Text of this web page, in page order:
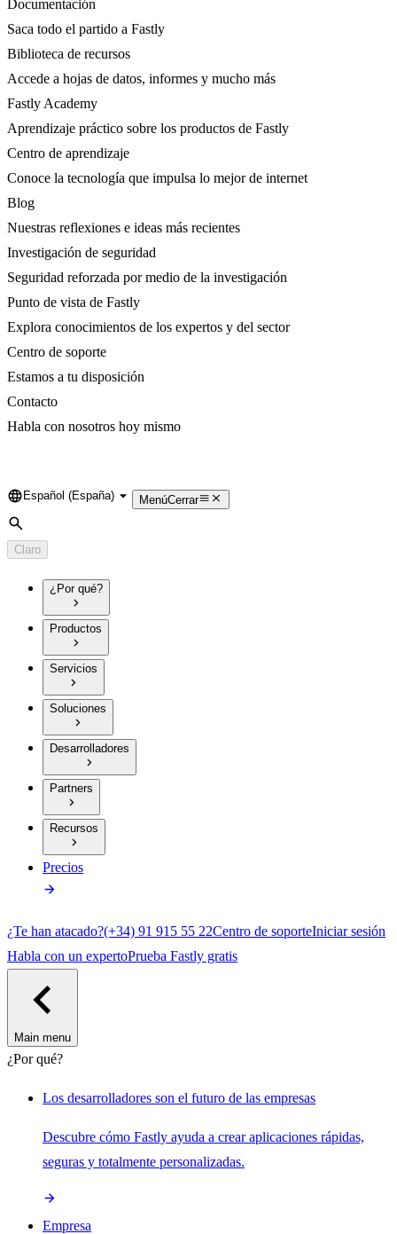
Documentación
Saca todo el partido a Fastly
Biblioteca de recursos
Accede a hojas de datos, informes y mucho más
Fastly Academy
Aprendizaje práctico sobre los productos de Fastly
Centro de aprendizaje
Conoce la tecnología que impulsa lo mejor de internet
Blog
Nuestras reflexiones e ideas más recientes
Investigación de seguridad
Seguridad reforzada por medio de la investigación
Punto de vista de Fastly
Explora conocimientos de los expertos y del sector
Centro de soporte
Estamos a tu disposición
Contacto
Habla con nosotros hoy mismo
Language
Español (España) MenúCerrar
Búsqueda
Claro
¿Por qué?
Productos
Servicios
Soluciones
Desarrolladores
Partners
Recursos
Precios
¿Te han atacado?(+34) 91 915 55 22Centro de soporteIniciar sesión
Habla con un expertoPrueba Fastly gratis
Main menu
¿Por qué?
Los desarrolladores son el futuro de las empresas
Descubre cómo Fastly ayuda a crear aplicaciones rápidas,
seguras y totalmente personalizadas.
Empresa